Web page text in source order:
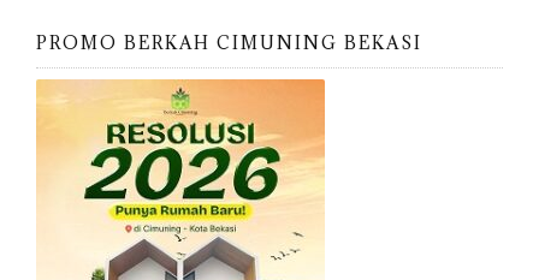
PROMO BERKAH CIMUNING BEKASI